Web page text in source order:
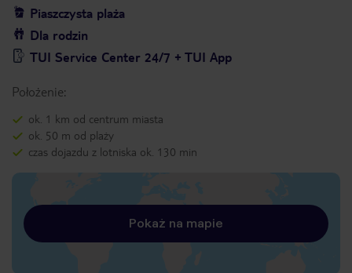
Piaszczysta plaża
Dla rodzin
TUI Service Center 24/7 + TUI App
Położenie:
ok. 1 km od centrum miasta
ok. 50 m od plaży
czas dojazdu z lotniska ok. 130 min
Pokaż na mapie